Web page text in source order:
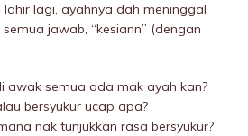
lagi, ayahnya dah meninggaI
jawab, “kesiann” (dengan
awak semua ada mak ayah kan?
bersyukur ucap apa?
nak tunjukkan rasa bersyukur?